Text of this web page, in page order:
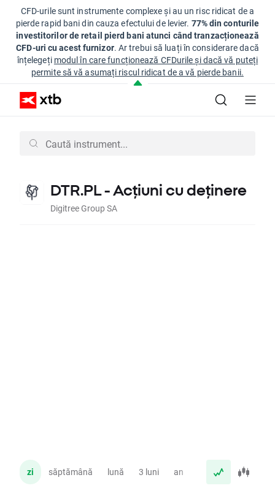
CFD-urile sunt instrumente complexe și au un risc ridicat de a
pierde rapid bani din cauza efectului de levier. 77% din conturile
investitorilor de retail pierd bani atunci când tranzacționează
CFD-uri cu acest furnizor. Ar trebui să luați în considerare dacă
înțelegeți modul în care funcționează CFDurile și dacă vă puteți
permite să vă asumați riscul ridicat de a vă pierde banii.
DTR.PL - Acțiuni cu deținere
Digitree Group SA
zi săptămână lună 3 luni an